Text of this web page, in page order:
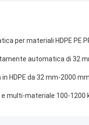
per materiali HDPE PE
automatica di 32
HDPE da 32 mm-2000
multi-materiale 100-